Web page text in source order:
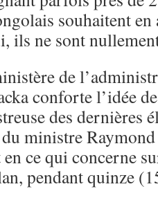
souhaitent
ils ne sont
de
conforte l’idée
des dernières
ministre
ce qui concerne
pendant quinze